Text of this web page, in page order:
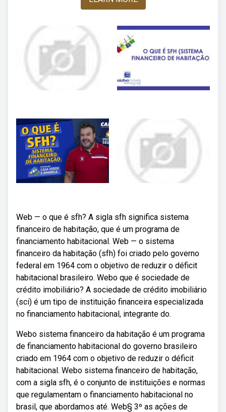
Web — o que é sfh? A sigla sfh significa sistema
financeiro de habitação, que é um programa de
financiamento habitacional. Web — o sistema
financeiro da habitação (sfh) foi criado pelo governo
federal em 1964 com o objetivo de reduzir o déficit
habitacional brasileiro. Webo que é sociedade de
crédito imobiliário? A sociedade de crédito imobiliário
(sci) é um tipo de instituição financeira especializada
no financiamento habitacional, integrante do.
Webo sistema financeiro da habitação é um programa
de financiamento habitacional do governo brasileiro
criado em 1964 com o objetivo de reduzir o déficit
habitacional. Webo sistema financeiro de habitação,
com a sigla sfh, é o conjunto de instituições e normas
que regulamentam o financiamento habitacional no
brasil, que abordamos até. Web§ 3º as ações de